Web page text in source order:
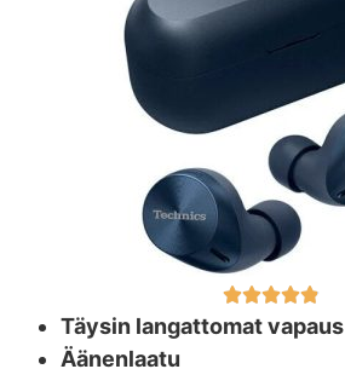
Täysin langattomat vapaus
Äänenlaatu